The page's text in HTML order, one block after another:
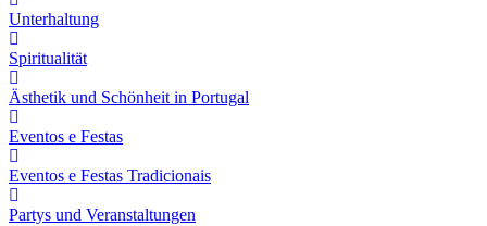
Unterhaltung
Spiritualität
Ästhetik und Schönheit in Portugal
Eventos e Festas
Eventos e Festas Tradicionais
Partys und Veranstaltungen